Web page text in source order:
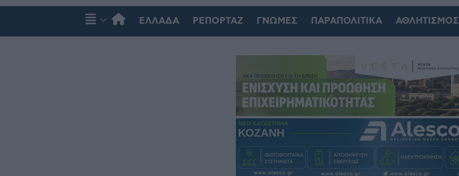
ΕΛΛΆΔΑ ΡΕΠΟΡΤΆΖ ΓΝΏΜΕΣ ΠΑΡΑΠΟΛΙΤΙΚΆ ΑΘΛΗΤΙΣΜΌΣ